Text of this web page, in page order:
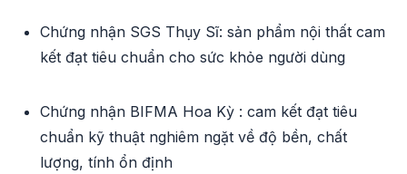
Chứng nhận SGS Thụy Sĩ: sản phẩm nội thất cam
kết đạt tiêu chuẩn cho sức khỏe người dùng
Chứng nhận BIFMA Hoa Kỳ : cam kết đạt tiêu
chuẩn kỹ thuật nghiêm ngặt về độ bền, chất
lượng, tính ổn định